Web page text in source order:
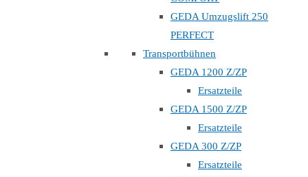
GEDA Umzugslift 250
PERFECT
Transportbühnen
GEDA 1200 Z/ZP
Ersatzteile
GEDA 1500 Z/ZP
Ersatzteile
GEDA 300 Z/ZP
Ersatzteile